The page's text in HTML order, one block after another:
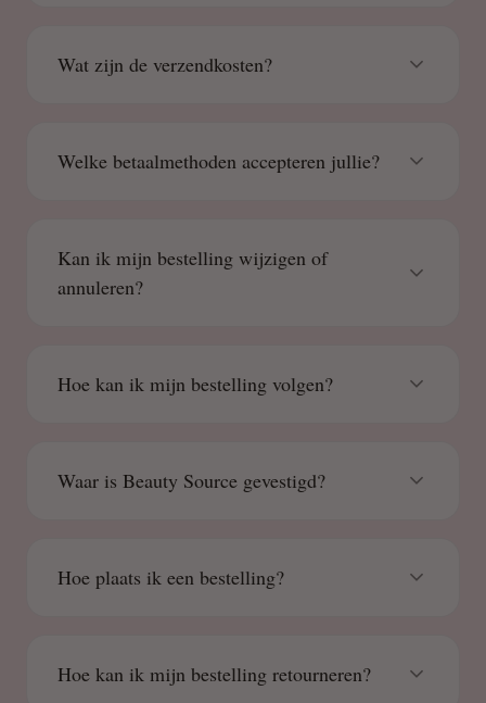
Wat zijn de verzendkosten?
Welke betaalmethoden accepteren jullie?
Kan ik mijn bestelling wijzigen of
annuleren?
Hoe kan ik mijn bestelling volgen?
Waar is Beauty Source gevestigd?
Hoe plaats ik een bestelling?
Hoe kan ik mijn bestelling retourneren?